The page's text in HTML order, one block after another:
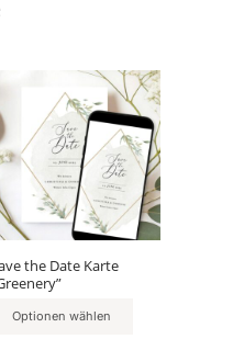
the Date Karte
Optionen wählen